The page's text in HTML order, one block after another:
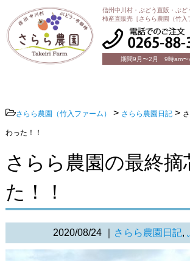
信州中川村・ぶどう直販・ぶど
柿産直販売［さらら農園（竹入
期間9月〜2月 9時am〜
さらら農園（竹入ファーム） > さらら農園日記>
わった！！
さらら農園の最終摘
た！！
2020/08/24 さらら農園日記,